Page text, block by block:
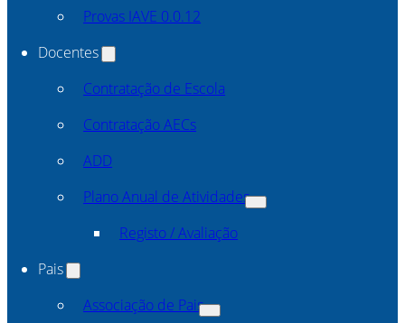
Provas IAVE 0.0.12
Docentes
Contratação de Escola
Contratação AECs
ADD
Plano Anual de Atividades
Registo / Avaliação
Pais
Associação de Pais